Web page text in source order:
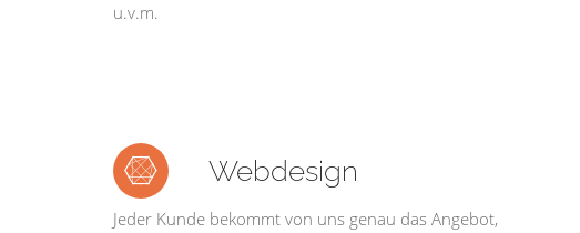
u.v.m.
Webdesign
Jeder Kunde bekommt von uns genau das Angebot,